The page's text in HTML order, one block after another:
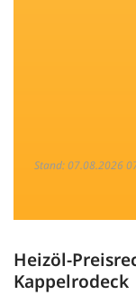
Stand: 07.08.2026
Heizöl-
Kappelrodeck